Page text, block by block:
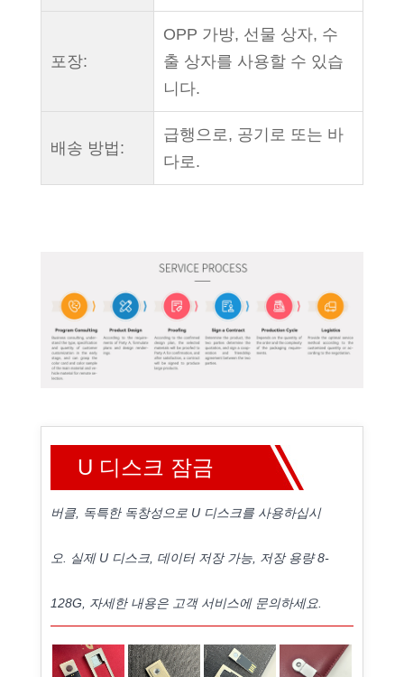
포장:
OPP 가방, 선물 상자, 수
출 상자를 사용할 수 있습
니다.
배송 방법:
급행으로, 공기로 또는 바
다로.
U 디스크 잠금
버클, 독특한 독창성으로 U 디스크를 사용하십시
오. 실제 U 디스크, 데이터 저장 가능, 저장 용량 8-
128G, 자세한 내용은 고객 서비스에 문의하세요.